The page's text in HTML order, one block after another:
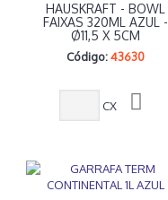
HAUSKRAFT - BOWL
FAIXAS 320ML AZUL -
Ø11,5 X 5CM
Código: 43630
CX